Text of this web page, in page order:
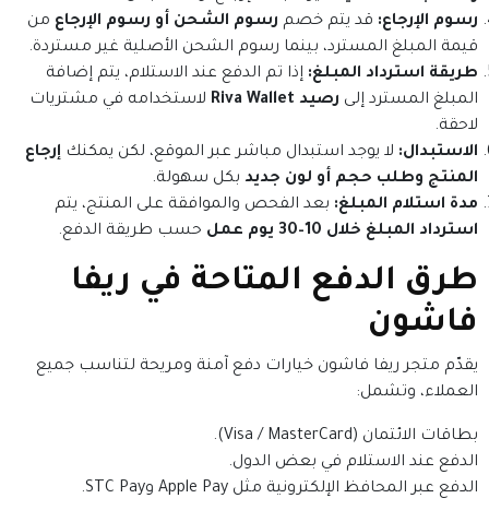
رسوم الإرجاع: قد يتم خصم رسوم الشحن أو رسوم الإرجاع من
قيمة المبلغ المسترد، بينما رسوم الشحن الأصلية غير مستردة.
طريقة استرداد المبلغ: إذا تم الدفع عند الاستلام، يتم إضافة
المبلغ المسترد إلى رصيد Riva Wallet
لاستخدامه في مشتريات
لاحقة.
الاستبدال: لا يوجد استبدال مباشر عبر الموقع، لكن يمكنك إرجاع
المنتج وطلب حجم أو لون جديد بكل سهولة.
مدة استلام المبلغ: بعد الفحص والموافقة على المنتج، يتم
استرداد المبلغ خلال 10–30 يوم عمل
حسب طريقة الدفع.
طرق الدفع المتاحة في ريفا
فاشون
يقدّم متجر ريفا فاشون خيارات دفع آمنة ومريحة لتناسب جميع
العملاء، وتشمل:
بطاقات الائتمان (Visa / MasterCard).
الدفع عند الاستلام في بعض الدول.
الدفع عبر المحافظ الإلكترونية مثل Apple Pay وSTC Pay.